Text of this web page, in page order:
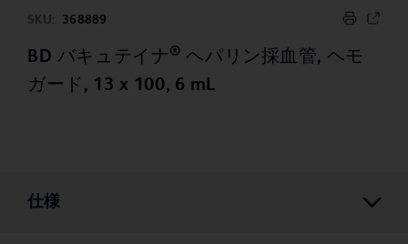
SKU: 368889
BD バキュテイナ ® ヘパリン採血管, ヘモ
ガード, 13 x 100, 6 mL
仕様